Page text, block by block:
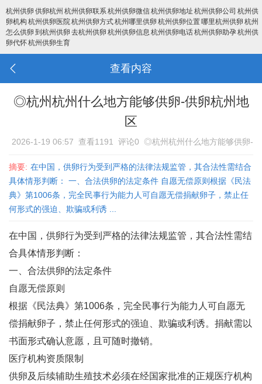
杭州供卵 供卵杭州 杭州供卵联系杭州供卵微信杭州供卵地址 杭州供卵公司 杭州供
卵机构 杭州供卵医院杭州供卵方式杭州哪里供卵 杭州供卵位置哪里杭州供卵 杭州
怎么供卵 到杭州供卵 去杭州供卵 杭州供卵信息 杭州供卵电话杭州供卵助孕杭州供
卵代怀杭州供卵生育
查看内容
◎杭州杭州什么地方能够供卵-供卵杭州地
区
2026-1-19 06:57 查看1191 评论0
◎杭州杭州什么地方能够供卵-
摘要: 在中国，供卵行为受到严格的法律法规监管，其合法性需结合
具体情形判断： 一、合法供卵的法定条件 自愿无偿原则‌根据《民法
典》第1006条，完全民事行为能力人可自愿无偿捐献卵子，禁止任
何形式的强迫、欺骗或利诱‌ ...
在中国，供卵行为受到严格的法律法规监管，其合法性需结
合具体情形判断：
一、合法供卵的法定条件
自愿无偿原则‌
根据《民法典》第1006条，完全民事行为能力人可自愿无
偿捐献卵子，禁止任何形式的强迫、欺骗或利诱‌。捐献需以
书面形式确认意愿，且可随时撤销‌。
医疗机构资质限制‌
供卵及后续辅助生殖技术必须在经国家批准的正规医疗机构